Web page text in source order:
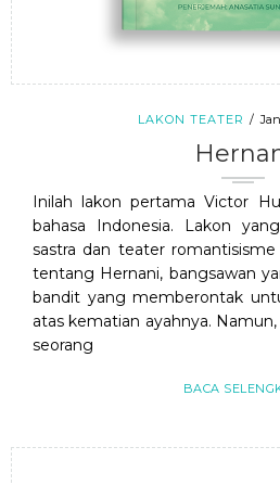
LAKON TEATER
Inilah lakon pertama Victor
bahasa Indonesia. Lakon
sastra dan teater
tentang Hernani, bangsawan
bandit yang memberontak
atas kematian ayahnya.
seorang
BACA